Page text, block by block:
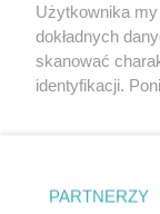
Zapomniałem hasła
Użytkownika
dokładnych
skanować
identyfikacji.
prywatności
. Niektóre
PARTNERZY